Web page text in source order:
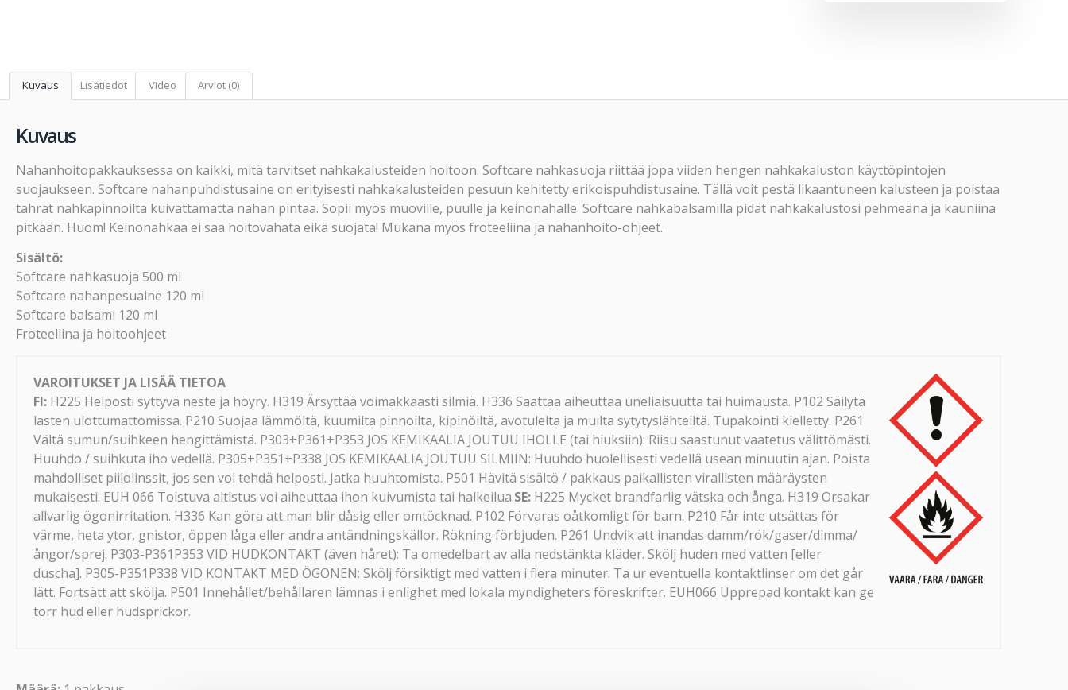
Kuvaus Lisätiedot Video Arviot (0)
Kuvaus
Nahanhoitopakkauksessa on kaikki, mitä tarvitset nahkakalusteiden hoitoon. Softcare nahkasuoja riittää jopa viiden hengen nahkakaluston käyttöpintojen
suojaukseen. Softcare nahanpuhdistusaine on erityisesti nahkakalusteiden pesuun kehitetty erikoispuhdistusaine. Tällä voit pestä likaantuneen kalusteen ja poistaa
tahrat nahkapinnoilta kuivattamatta nahan pintaa. Sopii myös muoville, puulle ja keinonahalle. Softcare nahkabalsamilla pidät nahkakalustosi pehmeänä ja kauniina
pitkään. Huom! Keinonahkaa ei saa hoitovahata eikä suojata! Mukana myös froteeliina ja nahanhoito-ohjeet.
Sisältö:
Softcare nahkasuoja 500 ml
Softcare nahanpesuaine 120 ml
Softcare balsami 120 ml
Froteeliina ja hoitoohjeet
VAROITUKSET JA LISÄÄ TIETOA
FI: H225 Helposti syttyvä neste ja höyry. H319 Ärsyttää voimakkaasti silmiä. H336 Saattaa aiheuttaa uneliaisuutta tai huimausta. P102 Säilytä
lasten ulottumattomissa. P210 Suojaa lämmöltä, kuumilta pinnoilta, kipinöiltä, avotulelta ja muilta sytytyslähteiltä. Tupakointi kielletty. P261
Vältä sumun/suihkeen hengittämistä. P303+P361+P353 JOS KEMIKAALIA JOUTUU IHOLLE (tai hiuksiin): Riisu saastunut vaatetus välittömästi.
Huuhdo / suihkuta iho vedellä. P305+P351+P338 JOS KEMIKAALIA JOUTUU SILMIIN: Huuhdo huolellisesti vedellä usean minuutin ajan. Poista
mahdolliset piilolinssit, jos sen voi tehdä helposti. Jatka huuhtomista. P501 Hävitä sisältö / pakkaus paikallisten virallisten määräysten
mukaisesti. EUH 066 Toistuva altistus voi aiheuttaa ihon kuivumista tai halkeilua.SE: H225 Mycket brandfarlig vätska och ånga. H319 Orsakar
allvarlig ögonirritation. H336 Kan göra att man blir dåsig eller omtöcknad. P102 Förvaras oåtkomligt för barn. P210 Får inte utsättas för
värme, heta ytor, gnistor, öppen låga eller andra antändningskällor. Rökning förbjuden. P261 Undvik att inandas damm/rök/gaser/dimma/
ångor/sprej. P303-P361P353 VID HUDKONTAKT (även håret): Ta omedelbart av alla nedstänkta kläder. Skölj huden med vatten [eller
duscha]. P305-P351P338 VID KONTAKT MED ÖGONEN: Skölj försiktigt med vatten i flera minuter. Ta ur eventuella kontaktlinser om det går
lätt. Fortsätt att skölja. P501 Innehållet/behållaren lämnas i enlighet med lokala myndigheters föreskrifter. EUH066 Upprepad kontakt kan ge
torr hud eller hudsprickor.